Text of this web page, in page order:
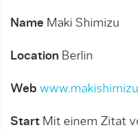
Name Maki Shimizu
Location Berlin
Web
Start Mit einem Zitat